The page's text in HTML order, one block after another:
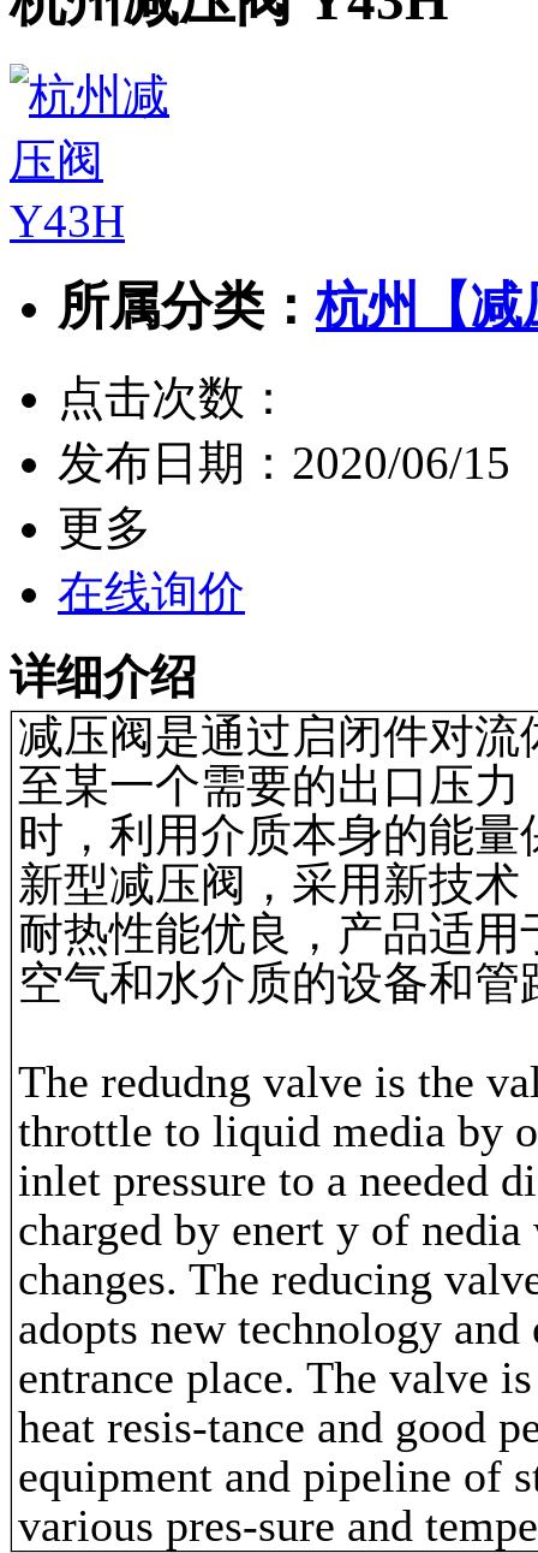
所属分类：杭州【减
点击次数：
发布日期： 2020/06/15
更多
在线询价
详细介绍
减压阀是通过启闭件对
至某一个需要的出口压
时，利用介质本身的能
新型减压阀，采用新技
耐热性能优良，产品适
空气和水介质的设备和管
The redudng valve is the
throttle to liquid media by
inlet pressure to a needed
charged by enert y of
changes. The reducing
adopts new technology
entrance place. The valve
heat resis-tance and good
equipment and pipeline of
various pres-sure and